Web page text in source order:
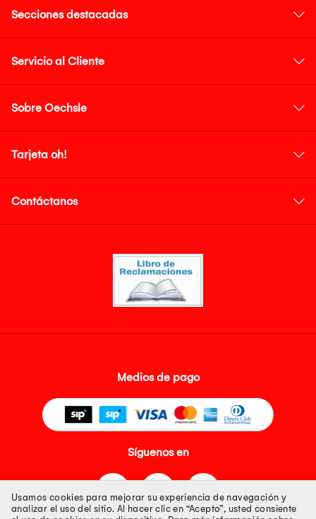
Secciones destacadas
Servicio al Cliente
Sobre Oechsle
Tarjeta oh!
Contáctanos
Medios de pago
Síguenos en
Usamos cookies para mejorar su experiencia de navegación y
analizar el uso del sitio. Al hacer clic en “Acepto”, usted consiente